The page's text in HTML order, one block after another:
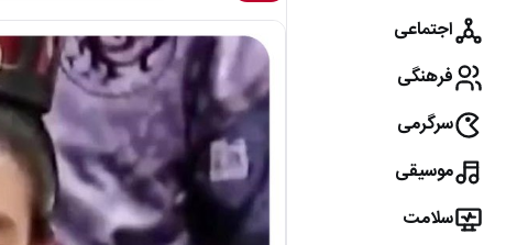
اجتماعی
فرهنگی
سرگرمی
موسیقی
سلامت